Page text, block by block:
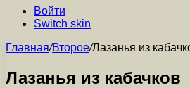
Войти
Switch skin
Главная/Второе/Лазанья из
Лазанья из кабачков